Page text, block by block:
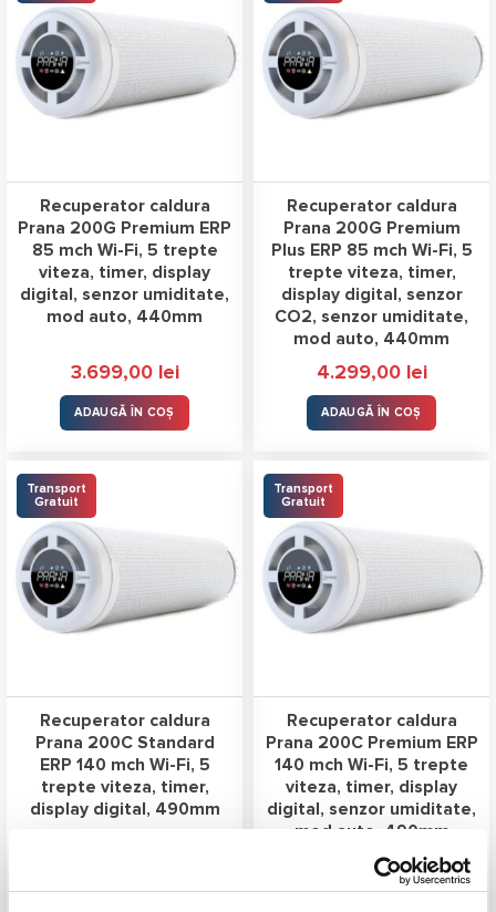
Recuperator caldura
Prana 200G Premium ERP
85 mch Wi-Fi, 5 trepte
viteza, timer, display
digital, senzor umiditate,
mod auto, 440mm
3.699,00 lei
ADAUGĂ ÎN COȘ
Recuperator caldura
Prana 200G Premium
Plus ERP 85 mch Wi-Fi, 5
trepte viteza, timer,
display digital, senzor
CO2, senzor umiditate,
mod auto, 440mm
4.299,00 lei
ADAUGĂ ÎN COȘ
Transport
Gratuit
Recuperator caldura
Prana 200C Standard
ERP 140 mch Wi-Fi, 5
trepte viteza, timer,
display digital, 490mm
Transport
Gratuit
Recuperator caldura
Prana 200C Premium ERP
140 mch Wi-Fi, 5 trepte
viteza, timer, display
digital, senzor umiditate,
mod auto, 490mm
4.199,00lei